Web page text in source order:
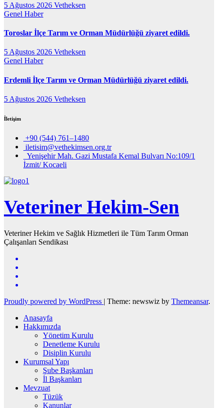
5 Ağustos 2026 Vetheksen
Genel Haber
Toroslar İlçe Tarım ve Orman Müdürlüğü ziyaret edildi.
5 Ağustos 2026 Vetheksen
Genel Haber
Erdemli İlçe Tarım ve Orman Müdürlüğü ziyaret edildi.
5 Ağustos 2026 Vetheksen
İletişim
+90 (544) 761–1480
iletisim@vethekimsen.org.tr
Yenişehir Mah. Gazi Mustafa Kemal Bulvarı No:109/1
İzmit/ Kocaeli
Veteriner Hekim-Sen
Veteriner Hekim ve Sağlık Hizmetleri ile Tüm Tarım Orman
Çalışanları Sendikası
Proudly powered by WordPress | Theme: newswiz by Themeansar.
Anasayfa
Hakkımızda
Yönetim Kurulu
Denetleme Kurulu
Disiplin Kurulu
Kurumsal Yapı
Şube Başkanları
İl Başkanları
Mevzuat
Tüzük
Kanunlar